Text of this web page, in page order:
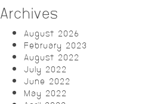
Archives
August 2026
February 2023
August 2022
July 2022
June 2022
May 2022